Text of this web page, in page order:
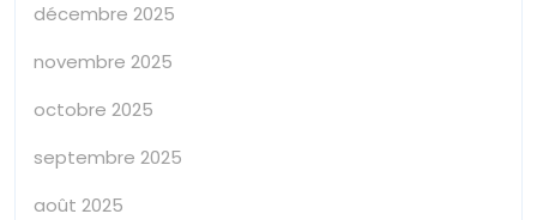
décembre 2025
novembre 2025
octobre 2025
septembre 2025
août 2025